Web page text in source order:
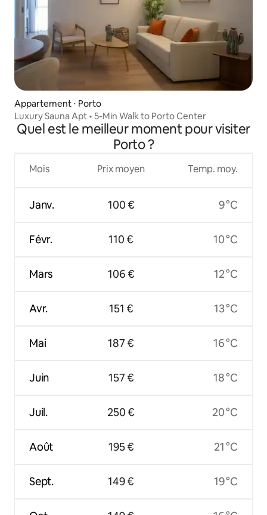
Appartement ⋅ Porto
Luxury Sauna Apt • 5-Min Walk to Porto Center
Quel est le meilleur moment pour visiter
Porto ?
Mois
Janv.
Févr.
Mars
Avr.
Mai
Juin
Juil.
Août
Sept.
Prix moyen
100 €
110 €
106 €
151 €
187 €
157 €
250 €
195 €
149 €
Temp. moy.
9 °C
10 °C
12 °C
13 °C
16 °C
18 °C
20 °C
21 °C
19 °C